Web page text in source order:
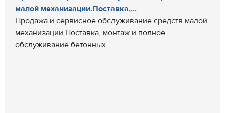
малой механизации.Поставка,...
Продажа и сервисное обслуживание средств малой
механизации.Поставка, монтаж и полное
обслуживание бетонных...